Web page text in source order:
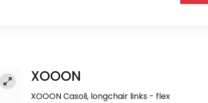
XOOON
XOOON Casoli, longchair links - flex